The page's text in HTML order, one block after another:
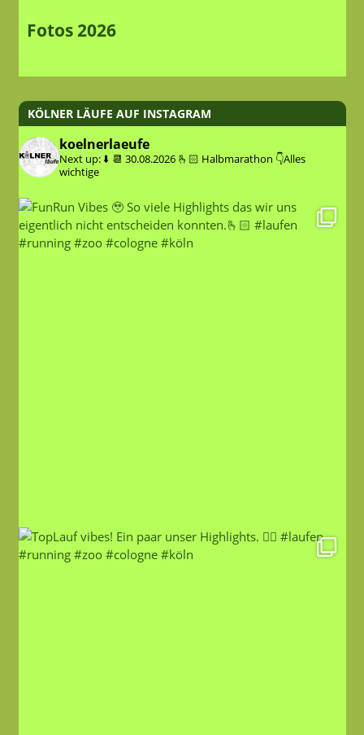
Fotos 2026
KÖLNER LÄUFE AUF INSTAGRAM
koelnerlaeufe
Next up: ⬇️ 📆 30.08.2026 🫰🏻 Halbmarathon 👇Alles
wichtige